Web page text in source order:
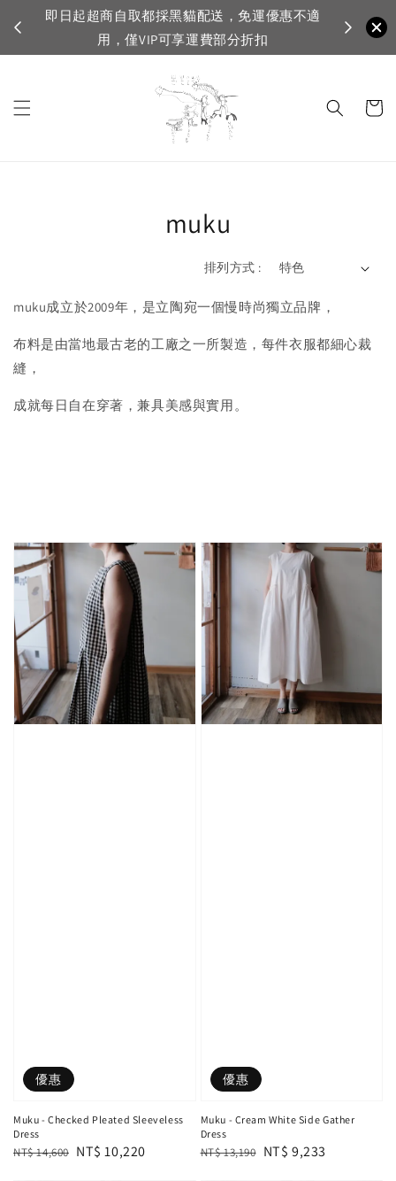
免運優惠不適
折扣
VIP滿1500免運，一般會員滿3500免運
muku
排列方式 :
muku成立於2009年，是立陶宛一個慢時尚獨立品牌，
布料是由當地最古老的工廠之一所製造，每件衣服都細心裁
縫，
成就每日自在穿著，兼具美感與實用。
優惠
Muku - Checked Pleated Sleeveless
Dress
Regular
NT$ 14,600 Sale
NT$ 10,220
優惠
Muku - Cream White Side Gather
Dress
Regular
NT$ 13,190 Sale
NT$ 9,233